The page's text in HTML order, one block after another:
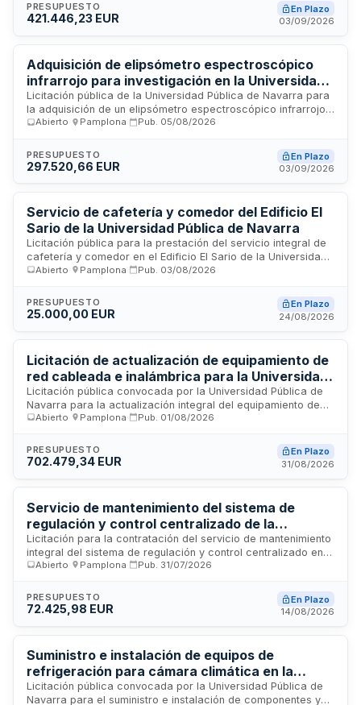
tecnología de alimentos y ciencias de la nutrición en la
Universidad Pública de Navarra, con sede en Pamplona. Se
análisis y procesamiento de materias primas proteicas
innovadoras, con aplicación en proyectos de I+D académica
y transferencia tecnológica.
PRESUPUESTO
421.446,23 EUR
En Plazo
03/09/2026
Adquisición de elipsómetro espectroscópico
infrarrojo para investigación en la Universidad
Pública de Navarra
Licitación pública de la Universidad Pública de Navarra para
la adquisición de un elipsómetro espectroscópico infrarrojo,
instrumento de precisión especializado en el análisis y
mediante técnicas de espectroscopia infrarroja. El equipo
será destinado a actividades de investigación, desarrollo y
ubicada en Pamplona, con un presupuesto aproximado de
trescientos mil euros.
Abierto Pamplona Pub. 05/08/2026
PRESUPUESTO
297.520,66 EUR
En Plazo
03/09/2026
Servicio de cafetería y comedor del Edificio El
Sario de la Universidad Pública de Navarra
Licitación pública para la prestación del servicio integral de
cafetería y comedor en el Edificio El Sario de la Universidad
Pública de Navarra, ubicado en Pamplona. El contrato
de alimentación y bebidas destinados a la comunidad
universitaria, incluyendo estudiantes, personal docente e
garantizar la disponibilidad de menús variados, bebidas y
productos de calidad en horarios académicos, manteniendo
estándares de higiene y seguridad alimentaria.
Abierto Pamplona Pub. 03/08/2026
PRESUPUESTO
25.000,00 EUR
En Plazo
24/08/2026
Licitación de actualización de equipamiento de
red cableada e inalámbrica para la Universidad
Pública de Navarra
Licitación pública convocada por la Universidad Pública de
Navarra para la actualización integral del equipamiento de
infraestructura de red, tanto cableada como inalámbrica, del
modernización de los sistemas de conectividad y
comunicaciones de datos de la universidad ubicada en
setecientos mil euros. Se busca mejorar la capacidad,
rendimiento y cobertura de la red informática universitaria
mediante la adquisición e instalación de equipos y
componentes de telecomunicaciones de última generación.
Abierto Pamplona Pub. 01/08/2026
PRESUPUESTO
702.479,34 EUR
En Plazo
31/08/2026
Servicio de mantenimiento del sistema de
regulación y control centralizado de la
Universidad Pública de Navarra en el Campus
de Tudela
Licitación para la contratación del servicio de mantenimiento
integral del sistema de regulación y control centralizado en
el Campus de Tudela de la Universidad Pública de Navarra.
de los equipos e instalaciones de climatización, calefacción
y sistemas de control automático que gestionan la regulación
especializada en mantenimiento de sistemas de
automatización y control de edificios inteligentes para
garantizar el funcionamiento óptimo y continuidad operativa
de estas infraestructuras universitarias.
Abierto Pamplona Pub. 31/07/2026
PRESUPUESTO
72.425,98 EUR
En Plazo
14/08/2026
Suministro e instalación de equipos de
refrigeración para cámara climática en la
Universidad Pública de Navarra
Licitación pública convocada por la Universidad Pública de
Navarra para el suministro e instalación de componentes y